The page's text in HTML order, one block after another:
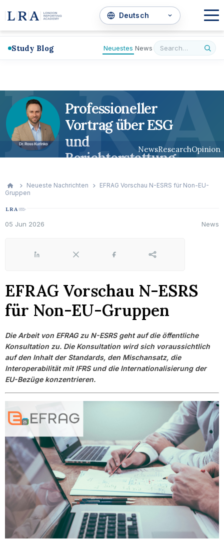
Study Blog Neuestes News
Professioneller
Vortrag über ESG
und
Berichterstattung
NewsResearchOpinion
LRA
Neueste Nachrichten
EFRAG Vorschau N-ESRS für Non-EU-
Gruppen
05 Jun 2026 News
LinkedIn X Facebook Share
EFRAG Vorschau N-ESRS
für Non-EU-Gruppen
Die Arbeit von EFRAG zu N-ESRS geht auf die öffentliche
Konsultation zu. Die Konsultation wird sich voraussichtlich
auf den Inhalt der Standards, den Mischansatz, die
Interoperabilität mit IFRS und die Internationalisierung der
EU-Bezüge konzentrieren.